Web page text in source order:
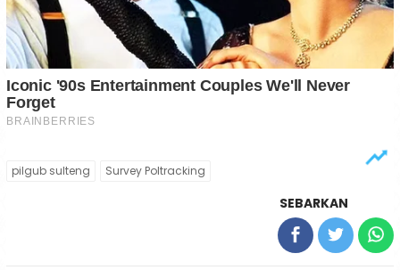
pilgub sulteng Survey Poltracking
SEBARKAN